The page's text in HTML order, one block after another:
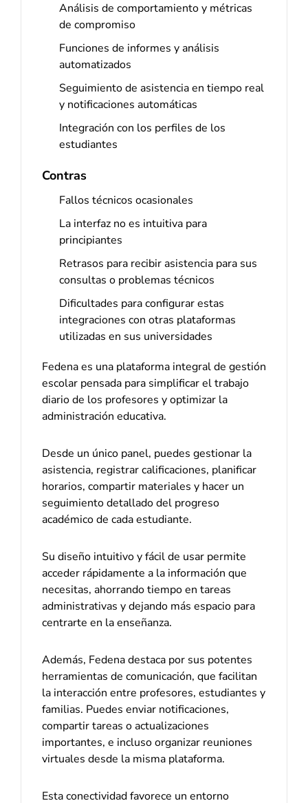
Análisis de comportamiento y métricas
de compromiso
Funciones de informes y análisis
automatizados
Seguimiento de asistencia en tiempo real
y notificaciones automáticas
Integración con los perfiles de los
estudiantes
Contras
Fallos técnicos ocasionales
La interfaz no es intuitiva para
principiantes
Retrasos para recibir asistencia para sus
consultas o problemas técnicos
Dificultades para configurar estas
integraciones con otras plataformas
utilizadas en sus universidades
Fedena es una plataforma integral de gestión
escolar pensada para simplificar el trabajo
diario de los profesores y optimizar la
administración educativa.
Desde un único panel, puedes gestionar la
asistencia, registrar calificaciones, planificar
horarios, compartir materiales y hacer un
seguimiento detallado del progreso
académico de cada estudiante.
Su diseño intuitivo y fácil de usar permite
acceder rápidamente a la información que
necesitas, ahorrando tiempo en tareas
administrativas y dejando más espacio para
centrarte en la enseñanza.
Además, Fedena destaca por sus potentes
herramientas de comunicación, que facilitan
la interacción entre profesores, estudiantes y
familias. Puedes enviar notificaciones,
compartir tareas o actualizaciones
importantes, e incluso organizar reuniones
virtuales desde la misma plataforma.
Esta conectividad favorece un entorno